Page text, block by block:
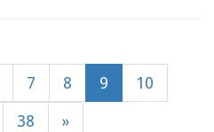
7 8 9 10
38 »